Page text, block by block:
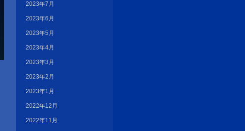
2023年7月
2023年6月
2023年5月
2023年4月
2023年3月
2023年2月
2023年1月
2022年12月
2022年11月